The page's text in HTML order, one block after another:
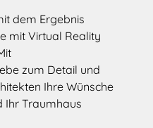
dem Ergebnis
mit Virtual Reality
zum Detail und
Ihre Wünsche
Ihr Traumhaus